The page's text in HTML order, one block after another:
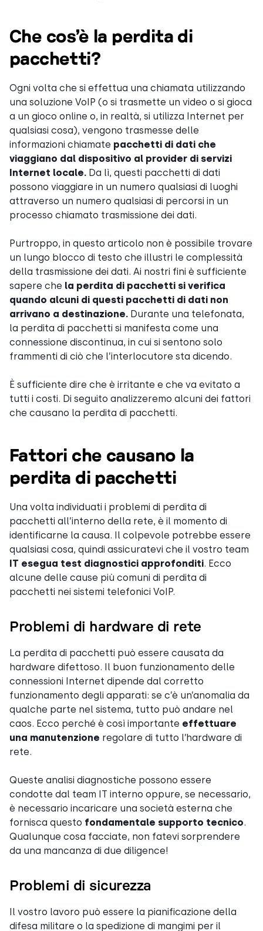
Che cos’è la perdita di
pacchetti?
Ogni volta che si effettua una chiamata utilizzando
una soluzione VoIP (o si trasmette un video o si gioca
a un gioco online o, in realtà, si utilizza Internet per
qualsiasi cosa), vengono trasmesse delle
informazioni chiamate pacchetti di dati che
viaggiano dal dispositivo al provider di servizi
Internet locale. Da lì, questi pacchetti di dati
possono viaggiare in un numero qualsiasi di luoghi
attraverso un numero qualsiasi di percorsi in un
processo chiamato trasmissione dei dati.
Purtroppo, in questo articolo non è possibile trovare
un lungo blocco di testo che illustri le complessità
della trasmissione dei dati. Ai nostri fini è sufficiente
sapere che la perdita di pacchetti si verifica
quando alcuni di questi pacchetti di dati non
arrivano a destinazione. Durante una telefonata,
la perdita di pacchetti si manifesta come una
connessione discontinua, in cui si sentono solo
frammenti di ciò che l’interlocutore sta dicendo.
È sufficiente dire che è irritante e che va evitato a
tutti i costi. Di seguito analizzeremo alcuni dei fattori
che causano la perdita di pacchetti.
Fattori che causano la
perdita di pacchetti
Una volta individuati i problemi di perdita di
pacchetti all’interno della rete, è il momento di
identificarne la causa. Il colpevole potrebbe essere
qualsiasi cosa, quindi assicuratevi che il vostro team
IT esegua test diagnostici approfonditi. Ecco
alcune delle cause più comuni di perdita di
pacchetti nei sistemi telefonici VoIP.
Problemi di hardware di rete
La perdita di pacchetti può essere causata da
hardware difettoso. Il buon funzionamento delle
connessioni Internet dipende dal corretto
funzionamento degli apparati: se c’è un’anomalia da
qualche parte nel sistema, tutto può andare nel
caos. Ecco perché è così importante effettuare
una manutenzione regolare di tutto l’hardware di
rete.
Queste analisi diagnostiche possono essere
condotte dal team IT interno oppure, se necessario,
è necessario incaricare una società esterna che
fornisca questo fondamentale supporto tecnico.
Qualunque cosa facciate, non fatevi sorprendere
da una mancanza di due diligence!
Problemi di sicurezza
Il vostro lavoro può essere la pianificazione della
difesa militare o la spedizione di mangimi per il